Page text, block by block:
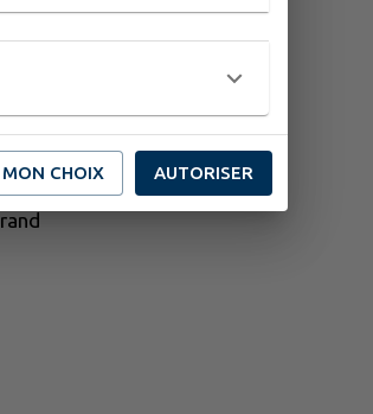
DE-VIECHOIX AUTORISER